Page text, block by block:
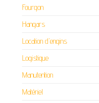
Fourgon
Hangars
Location d'engins
Logistique
Manutention
Matériel